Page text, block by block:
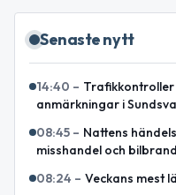
Senaste nytt
14:40 – Trafikkontroller
anmärkningar i
08:45 – Nattens
misshandel och
08:24 – Veckans mest